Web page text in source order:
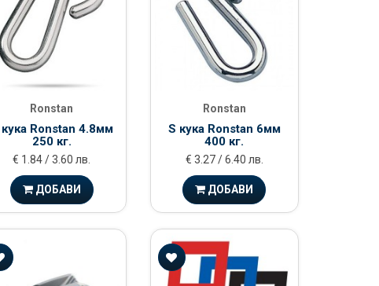
Ronstan
Ronstan 4.8мм
250 кг.
€ 1.84 / 3.60 лв.
ДОБАВИ
Ronstan
S кука Ronstan 6мм
400 кг.
€ 3.27 / 6.40 лв.
ДОБАВИ